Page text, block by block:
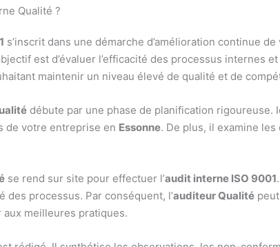
Qualité ?
s’inscrit dans une démarche d’amélioration continue
est d’évaluer l’efficacité des processus
maintenir un niveau élevé de qualité et de
débute par une phase de planification rigoureuse.
de votre entreprise en Essonne. De plus, il examine
se rend sur site pour effectuer l’audit interne ISO 9001
des processus. Par conséquent, l’auditeur Qualité
aux meilleures pratiques.